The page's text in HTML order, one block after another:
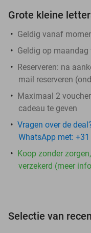
Grote kleine
Geldig vanaf
Geldig op
Reserveren: na
mail reserveren
Maximaal 2
cadeau te geven
Vragen over de
WhatsApp met:
Koop zonder
verzekerd (meer
Selectie van